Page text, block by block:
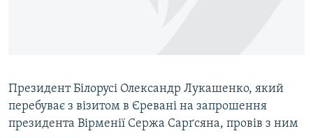
ІНФОГРАФІКА
ДОЛУЧАЙСЯ!
Президент Білорусі Олександр Лукашенко, який
перебуває з візитом в Єревані на запрошення
президента Вірменії Сержа Сарґсяна, провів з ним